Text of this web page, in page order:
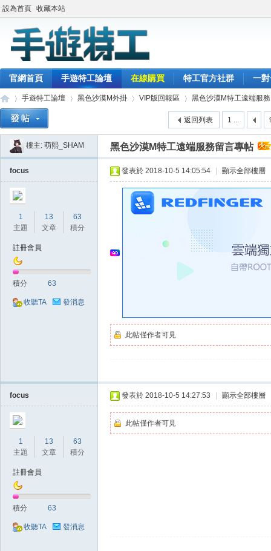
設為首頁 收藏本站
官網首頁 手遊特工論壇 在線購買 特工官方社群 一
»
手遊特工論壇
›
黑色沙漠M外掛
›
VIP版回報區
›
黑色沙漠M特工遠端服
1 ...
返回列表
樓主: 萌熙_SHAM 黑色沙漠M特工遠端服務留言專帖
focus
1
主題
13
文章
63
積分
註冊會員
積分 63
收聽TA 發消息
發表於 2018-10-5 14:05:54 顯示全部樓層
此帖僅作者可見
focus
1
主題
13
文章
63
積分
註冊會員
積分 63
收聽TA 發消息
發表於 2018-10-5 14:27:53 顯示全部樓層
此帖僅作者可見